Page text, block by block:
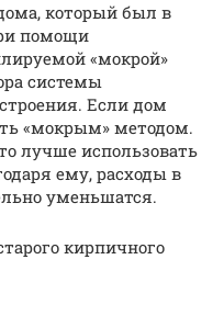
который был в
помощи
«мокрой»
системы
Если дом
«мокрым» методом.
лучше использовать
ему, расходы в
уменьшатся.
кирпичного